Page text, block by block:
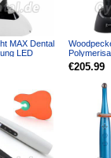
MAX Dental
LED
Meta...
Sek.
€205.99